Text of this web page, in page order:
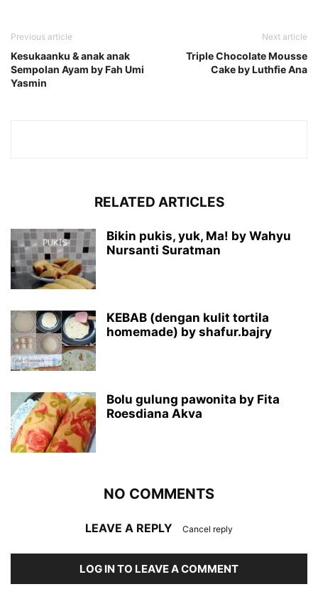
Previous article
Kesukaanku & anak anak
Sempolan Ayam by Fah Umi
Yasmin
Next article
Triple Chocolate Mousse
Cake by Luthfie Ana
RELATED ARTICLES
Bikin pukis, yuk, Ma! by Wahyu
Nursanti Suratman
KEBAB (dengan kulit tortila
homemade) by shafur.bajry
Bolu gulung pawonita by Fita
Roesdiana Akva
NO COMMENTS
LEAVE A REPLY Cancel reply
LOG IN TO LEAVE A COMMENT